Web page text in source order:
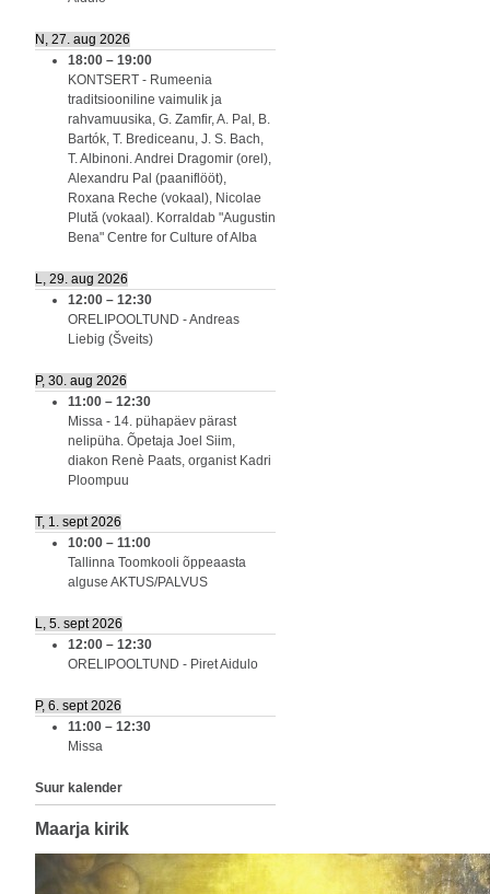
N, 27. aug 2026
18:00 – 19:00
KONTSERT - Rumeenia
traditsiooniline vaimulik ja
rahvamuusika, G. Zamfir, A. Pal, B.
Bartók, T. Brediceanu, J. S. Bach,
T. Albinoni. Andrei Dragomir (orel),
Alexandru Pal (paaniflööt),
Roxana Reche (vokaal), Nicolae
Plută (vokaal). Korraldab "Augustin
Bena" Centre for Culture of Alba
L, 29. aug 2026
12:00 – 12:30
ORELIPOOLTUND - Andreas
Liebig (Šveits)
P, 30. aug 2026
11:00 – 12:30
Missa - 14. pühapäev pärast
nelipüha. Õpetaja Joel Siim,
diakon Renè Paats, organist Kadri
Ploompuu
T, 1. sept 2026
10:00 – 11:00
Tallinna Toomkooli õppeaasta
alguse AKTUS/PALVUS
L, 5. sept 2026
12:00 – 12:30
ORELIPOOLTUND - Piret Aidulo
P, 6. sept 2026
11:00 – 12:30
Missa
Suur kalender
Maarja kirik